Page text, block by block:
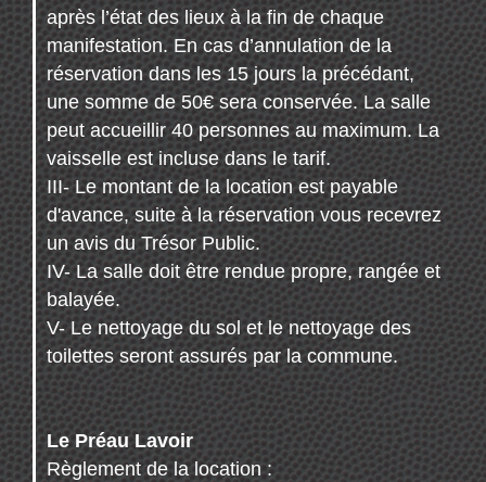
après l’état des lieux à la fin de chaque
manifestation. En cas d’annulation de la
réservation dans les 15 jours la précédant,
une somme de 50€ sera conservée. La salle
peut accueillir 40 personnes au maximum. La
vaisselle est incluse dans le tarif.
III- Le montant de la location est payable
d'avance, suite à la réservation vous recevrez
un avis du Trésor Public.
IV- La salle doit être rendue propre, rangée et
balayée.
V- Le nettoyage du sol et le nettoyage des
toilettes seront assurés par la commune.
Le Préau Lavoir
Règlement de la location :